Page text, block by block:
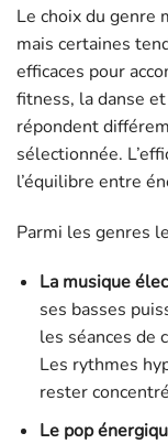
Le choix du genre
mais certaines
efficaces pour
fitness, la danse
répondent
sélectionnée.
l’équilibre entre
Parmi les genres
La musique
ses basses
les séances de
Les rythmes
rester
Le pop